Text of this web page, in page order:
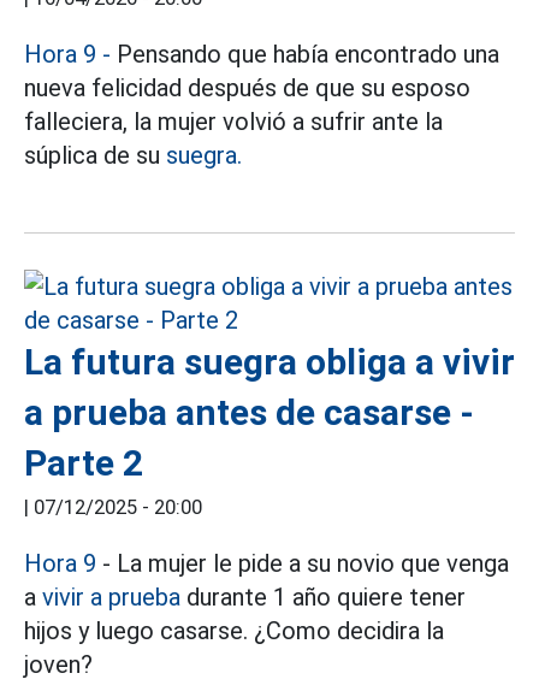
Hora 9 - Pensando que había encontrado una
nueva felicidad después de que su esposo
falleciera, la mujer volvió a sufrir ante la
súplica de su suegra.
La futura suegra obliga a vivir
a prueba antes de casarse -
Parte 2
| 07/12/2025 - 20:00
Hora 9 - La mujer le pide a su novio que venga
a vivir a prueba durante 1 año quiere tener
hijos y luego casarse. ¿Como decidira la
joven?